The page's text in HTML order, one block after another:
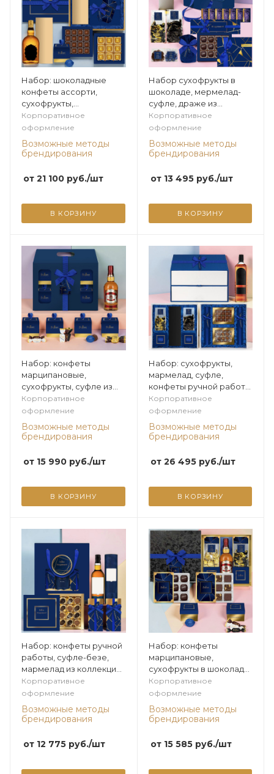
Набор: шоколадные
конфеты ассорти,
сухофрукты,
марципановые из
коллекции Мужская
коллекция
Корпоративное
оформление
Возможные методы
брендирования
от 21 100 руб./шт
В КОРЗИНУ
Набор сухофрукты в
шоколаде, мермелад-
суфле, драже из
коллекции Мужская
коллекция
Корпоративное
оформление
Возможные методы
брендирования
от 13 495руб./шт
В КОРЗИНУ
Набор: конфеты
марципановые,
сухофрукты, суфле из
коллекции Мужская
коллекция
Корпоративное
оформление
Возможные методы
брендирования
от 15 990 руб./шт
В КОРЗИНУ
Набор: сухофрукты,
мармелад, суфле,
конфеты ручной работы
из коллекции Мужская
коллекция
Корпоративное
оформление
Возможные методы
брендирования
от 26 495руб./шт
В КОРЗИНУ
Набор: конфеты ручной
работы, суфле-безе,
мармелад из коллекции
Мужская коллекция
Корпоративное
оформление
Возможные методы
брендирования
от 12 775 руб./шт
Набор: конфеты
марципановые,
сухофрукты в шоколаде,
ассорти из коллекции
Мужская коллекция
Корпоративное
оформление
Возможные методы
брендирования
от 15 585руб./шт